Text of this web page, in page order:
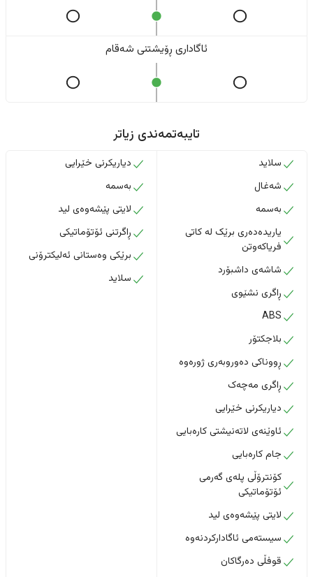
ئاگاداری ڕۆیشتنی شەقام
تایبەتمەندی زیاتر
سلاید
شەغال
بەسمە
یاریدەدەری برێک لە کاتی
فریاکەوتن
شاشەی داشبۆرد
ڕاگری نشێوی
ABS
بلاجکتۆر
ڕووناکی دەوروبەری ژورەوە
ڕاگری مەچەک
دیاریکرنی خێرایی
ئاوێنەی لاتەنیشتی کارەبایی
جام کارەبایی
کۆنترۆڵی پلەی گەرمی
ئۆتۆماتیکی
لایتی پێشەوەی لید
سیستەمی ئاگادارکردنەوە
قوفڵی دەرگاکان
دیاریکرنی خێرایی
بەسمە
لایتی پێشەوەی لید
ڕاگرتنی ئۆتۆماتیکی
برێکی وەستانی ئەلیکترۆنی
سلاید